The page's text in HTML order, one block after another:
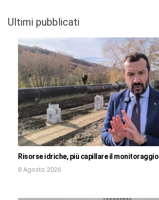
Ultimi pubblicati
Risorse idriche, più capillare il monitoraggio
8 Agosto 2026